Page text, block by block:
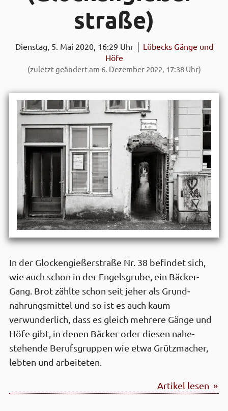
straße)
Dienstag, 5. Mai 2020, 16:29 Uhr │ Lübecks Gänge und
Höfe
(zuletzt geändert am 6. Dezember 2022, 17:38 Uhr)
In der Glocken­gießer­straße Nr. 38 befindet sich,
wie auch schon in der Engels­grube, ein Bäcker-
Gang. Brot zählte schon seit je­her als Grund­
nahrungs­mittel und so ist es auch kaum
verwunder­lich, dass es gleich mehrere Gänge und
Höfe gibt, in denen Bäcker oder diesen nahe­
stehende Berufs­gruppen wie etwa Grütz­macher,
lebten und arbeiteten.
Artikel lesen »